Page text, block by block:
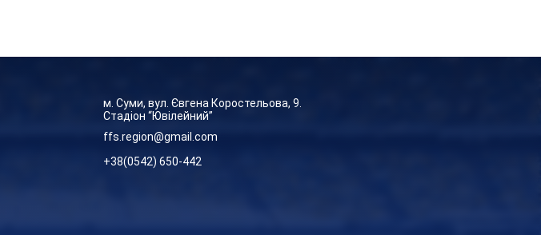
м. Суми, вул. Євгена Коростельова, 9.
Стадіон “Ювілейний”
ffs.region@gmail.com
+38(0542) 650-442